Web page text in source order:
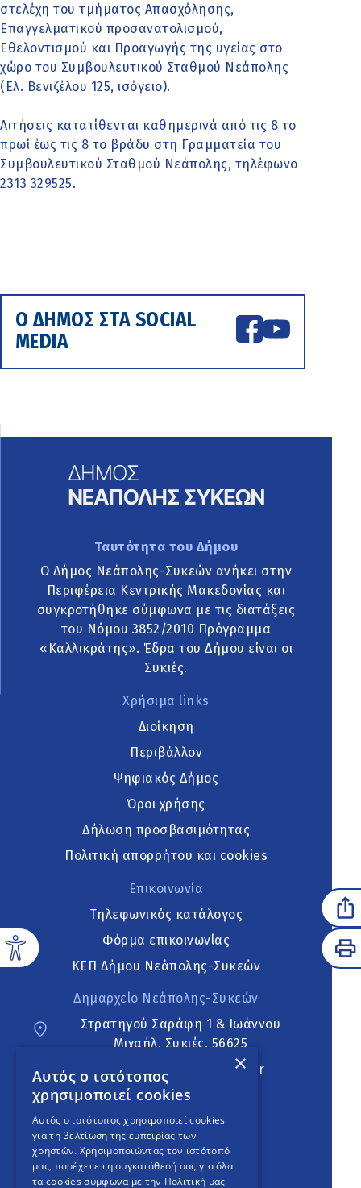
στελέχη του τμήματος Απασχόλησης,
Επαγγελματικού προσανατολισμού,
Εθελοντισμού και Προαγωγής της υγείας στο
χώρο του Συμβουλευτικού Σταθμού Νεάπολης
(Ελ. Βενιζέλου 125, ισόγειο).
Αιτήσεις κατατίθενται καθημερινά από τις 8 το
πρωί έως τις 8 το βράδυ στη Γραμματεία του
Συμβουλευτικού Σταθμού Νεάπολης, τηλέφωνο
2313 329525.
Ο ΔΗΜΟΣ ΣΤΑ SOCIAL
MEDIA
Ταυτότητα του Δήμου
Ο Δήμος Νεάπολης-Συκεών ανήκει στην
Περιφέρεια Κεντρικής Μακεδονίας και
συγκροτήθηκε σύμφωνα με τις διατάξεις
του Νόμου 3852/2010 Πρόγραμμα
«Καλλικράτης». Έδρα του Δήμου είναι οι
Συκιές.
Χρήσιμα links
Διοίκηση
Περιβάλλον
Ψηφιακός Δήμος
Όροι χρήσης
Δήλωση προσβασιμότητας
Πολιτική απορρήτου και cookies
Επικοινωνία
Τηλεφωνικός κατάλογος
Φόρμα επικοινωνίας
ΚΕΠ Δήμου Νεάπολης-Συκεών
Δημαρχείο Νεάπολης-Συκεών
Στρατηγού Σαράφη 1 & Ιωάννου
Μιχαήλ, Συκιές, 56625
neapoli.sykies@ddt.gov.gr
Ακολουθήστε
English Version
×
Αυτός ο ιστότοπος
χρησιμοποιεί cookies
Αυτός ο ιστότοπος χρησιμοποιεί cookies
για τη βελτίωση της εμπειρίας των
χρηστών. Χρησιμοποιώντας τον ιστότοπό
μας, παρέχετε τη συγκατάθεσή σας για όλα
τα cookies σύμφωνα με την Πολιτική μας